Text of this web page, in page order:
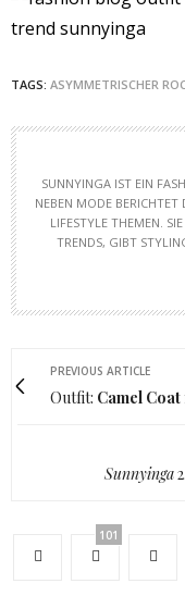
TAGS: ASYMMETRISCHER
SUNNYINGA IST EIN
NEBEN MODE
LIFESTYLE THEMEN.
RENDS, GIBT
PREVIOUS ARTICLE
Outfit: Camel Coat
Sunnyinga
101